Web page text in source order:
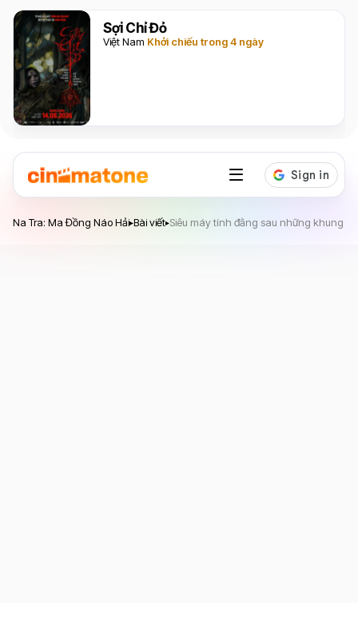
Sợi Chỉ Đỏ
Việt Nam Khởi chiếu trong 4 ngày
Na Tra: Ma Đồng Náo Hải▸Bài viết▸Siêu máy tính đằng sau những khung